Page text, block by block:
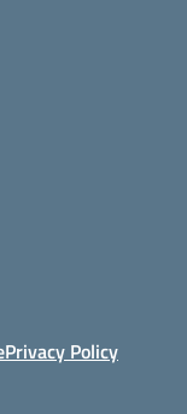
Privacy Policy